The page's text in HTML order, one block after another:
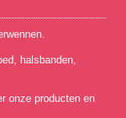
halsbanden,
onze producten en